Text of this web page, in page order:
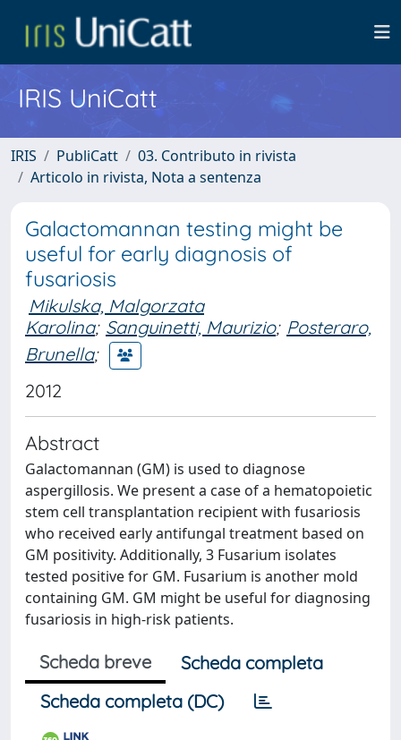
IRIS UniCatt
IRIS PubliCatt
03. Contributo in rivista
Articolo in rivista, Nota a sentenza
Galactomannan testing might be
useful for early diagnosis of
fusariosis
Mikulska, Malgorzata
Karolina; Sanguinetti, Maurizio; Posteraro,
Brunella;
2012
Abstract
Galactomannan (GM) is used to diagnose
aspergillosis. We present a case of a hematopoietic
stem cell transplantation recipient with fusariosis
who received early antifungal treatment based on
GM positivity. Additionally, 3 Fusarium isolates
tested positive for GM. Fusarium is another mold
containing GM. GM might be useful for diagnosing
fusariosis in high-risk patients.
Scheda breve
Scheda completa
Scheda completa (DC)